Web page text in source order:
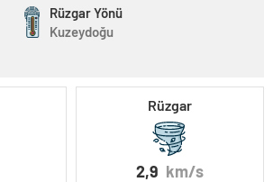
Rüzgar Yönü
Kuzeydoğu
Rüzgar
2,9 km/s